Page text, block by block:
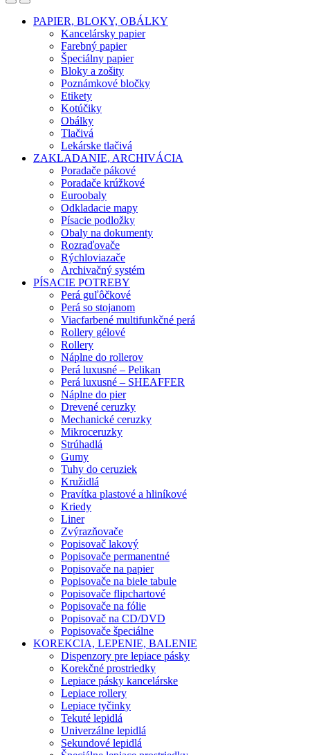
OpenClose
PAPIER, BLOKY, OBÁLKY
Kancelársky papier
Farebný papier
Špeciálny papier
Bloky a zošity
Poznámkové bločky
Etikety
Kotúčiky
Obálky
Tlačivá
Lekárske tlačivá
ZAKLADANIE, ARCHIVÁCIA
Poradače pákové
Poradače krúžkové
Euroobaly
Odkladacie mapy
Písacie podložky
Obaly na dokumenty
Rozraďovače
Rýchloviazače
Archivačný systém
PÍSACIE POTREBY
Perá guľôčkové
Perá so stojanom
Viacfarbené multifunkčné perá
Rollery gélové
Rollery
Náplne do rollerov
Perá luxusné – Pelikan
Perá luxusné – SHEAFFER
Náplne do pier
Drevené ceruzky
Mechanické ceruzky
Mikroceruzky
Strúhadlá
Gumy
Tuhy do ceruziek
Kružidlá
Pravítka plastové a hliníkové
Kriedy
Liner
Zvýrazňovače
Popisovač lakový
Popisovače permanentné
Popisovače na papier
Popisovače na biele tabule
Popisovače flipchartové
Popisovače na fólie
Popisovač na CD/DVD
Popisovače špeciálne
KOREKCIA, LEPENIE, BALENIE
Dispenzory pre lepiace pásky
Korekčné prostriedky
Lepiace pásky kancelárske
Lepiace rollery
Lepiace tyčinky
Tekuté lepidlá
Univerzálne lepidlá
Sekundové lepidlá